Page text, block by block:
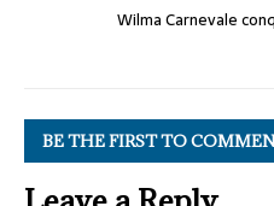
Wilma Carnevale
BE THE FIRST TO